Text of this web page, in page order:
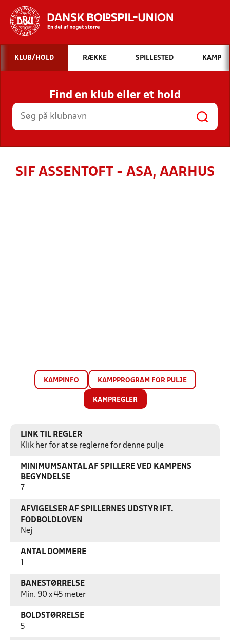
Hvad vil du søge efter?
INDHOLD OG NYHEDER
STILLINGER, RESULTATER, KLUBBER OG
HOLD
KLUB/HOLD RÆKKE SPILLESTED KAMP
Find en klub eller et hold
SIF ASSENTOFT - ASA, AARHUS
KAMPINFO KAMPPROGRAM FOR PULJE
KAMPREGLER
LINK TIL REGLER
Klik her for at se reglerne for denne pulje
MINIMUMSANTAL AF SPILLERE VED KAMPENS
BEGYNDELSE
7
AFVIGELSER AF SPILLERNES UDSTYR IFT.
FODBOLDLOVEN
Nej
ANTAL DOMMERE
BANESTØRRELSE
Min. 90 x 45 meter
BOLDSTØRRELSE
5